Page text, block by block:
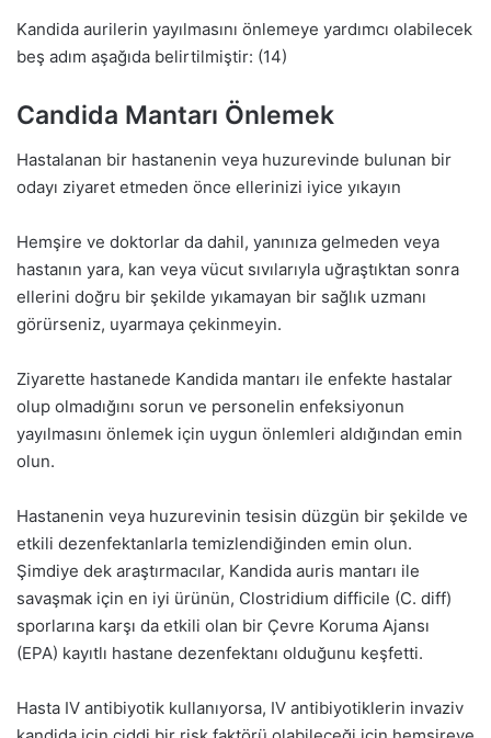
Kandida aurilerin yayılmasını önlemeye yardımcı olabilecek
beş adım aşağıda belirtilmiştir: (14)
Candida Mantarı Önlemek
Hastalanan bir hastanenin veya huzurevinde bulunan bir
odayı ziyaret etmeden önce ellerinizi iyice yıkayın
Hemşire ve doktorlar da dahil, yanınıza gelmeden veya
hastanın yara, kan veya vücut sıvılarıyla uğraştıktan sonra
ellerini doğru bir şekilde yıkamayan bir sağlık uzmanı
görürseniz, uyarmaya çekinmeyin.
Ziyarette hastanede Kandida mantarı ile enfekte hastalar
olup olmadığını sorun ve personelin enfeksiyonun
yayılmasını önlemek için uygun önlemleri aldığından emin
olun.
Hastanenin veya huzurevinin tesisin düzgün bir şekilde ve
etkili dezenfektanlarla temizlendiğinden emin olun.
Şimdiye dek araştırmacılar, Kandida auris mantarı ile
savaşmak için en iyi ürünün, Clostridium difficile (C. diff)
sporlarına karşı da etkili olan bir Çevre Koruma Ajansı
(EPA) kayıtlı hastane dezenfektanı olduğunu keşfetti.
Hasta IV antibiyotik kullanıyorsa, IV antibiyotiklerin invaziv